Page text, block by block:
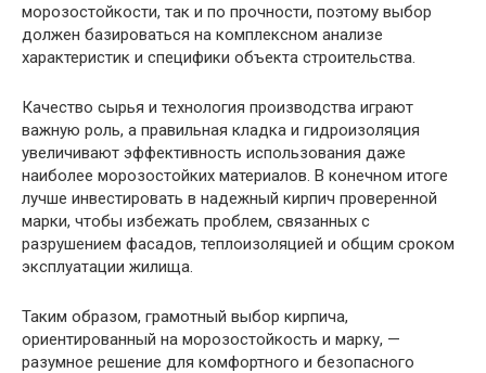
морозостойкости, так и по прочности, поэтому выбор
должен базироваться на комплексном анализе
характеристик и специфики объекта строительства.
Качество сырья и технология производства играют
важную роль, а правильная кладка и гидроизоляция
увеличивают эффективность использования даже
наиболее морозостойких материалов. В конечном итоге
лучше инвестировать в надежный кирпич проверенной
марки, чтобы избежать проблем, связанных с
разрушением фасадов, теплоизоляцией и общим сроком
эксплуатации жилища.
Таким образом, грамотный выбор кирпича,
ориентированный на морозостойкость и марку, —
разумное решение для комфортного и безопасного